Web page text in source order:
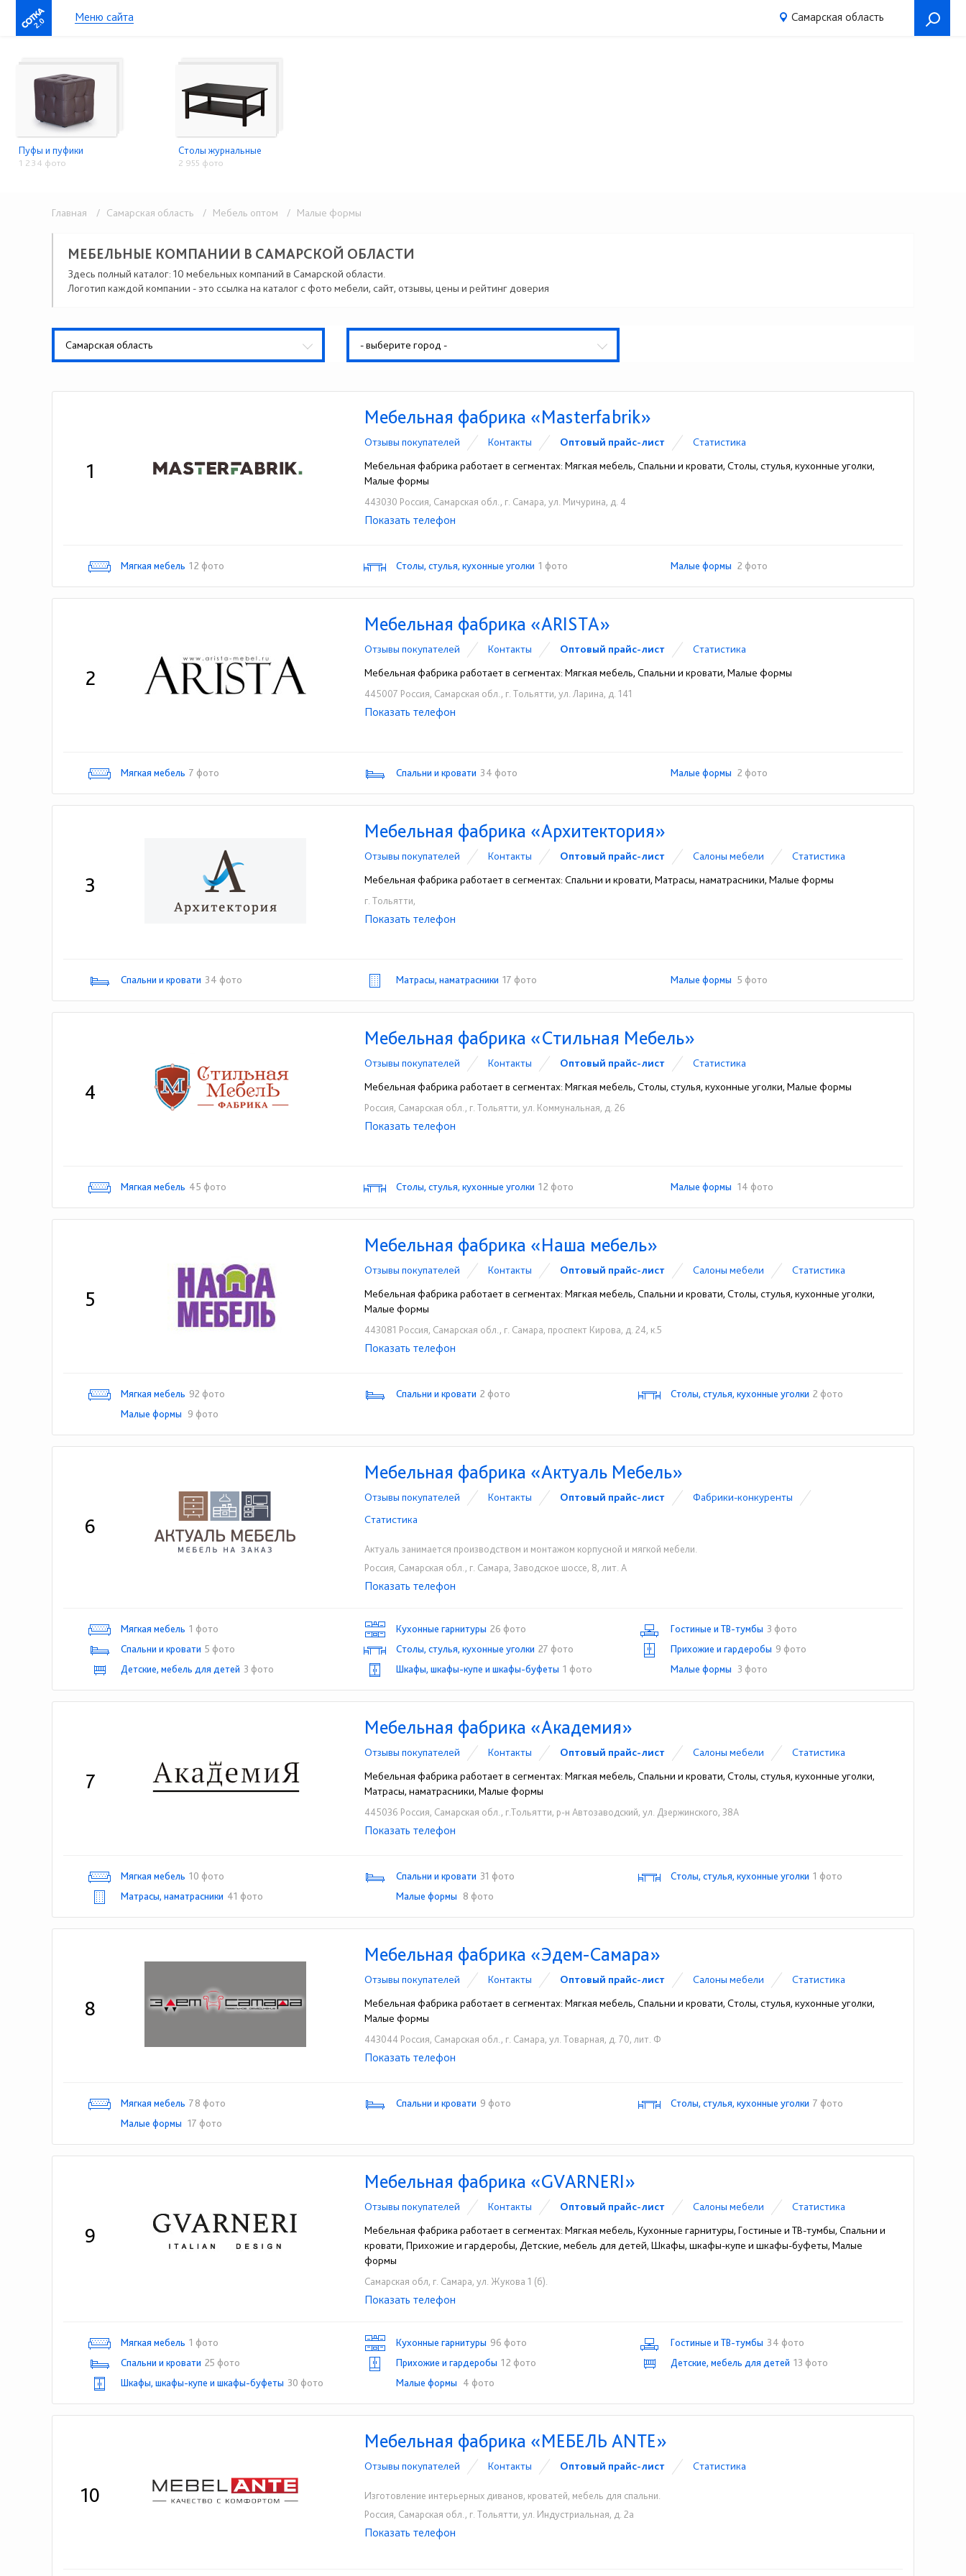
2.0 Меню сайта Самарская область
Пуфы и пуфики
1 234 фото
Столы журнальные
2 955 фото
Главная / Самарская область / Мебель оптом / Малые формы
МЕБЕЛЬНЫЕ КОМПАНИИ В САМАРСКОЙ ОБЛАСТИ
Здесь полный каталог: 10 мебельных компаний в Самарской области.
Логотип каждой компании - это ссылка на каталог с фото мебели, сайт, отзывы, цены и рейтинг доверия
Самарская область - выберите город -
1
Мебельная фабрика «Masterfabrik»
Отзывы покупателей Контакты Оптовый прайс-лист
Статистика
Мебельная фабрика работает в сегментах: Мягкая мебель, Спальни и кровати, Столы, стулья, кухонные уголки,
Малые формы
443030 Россия, Самарская обл., г. Самара, ул. Мичурина, д. 4
☎+7 (927) 905-67-60
Показать телефон
Мягкая мебель 12 фото Столы, стулья, кухонные уголки 1 фото Малые формы 2 фото
2
Мебельная фабрика «ARISTA»
Отзывы покупателей Контакты Оптовый прайс-лист
Статистика
Мебельная фабрика работает в сегментах: Мягкая мебель, Спальни и кровати, Малые формы
445007 Россия, Самарская обл., г. Тольятти, ул. Ларина, д. 141
☎+7 (937) 100-94-94
Показать телефон
Мягкая мебель 7 фото Спальни и кровати 34 фото Малые формы 2 фото
3
Мебельная фабрика «Архитектория»
Отзывы покупателей Контакты Оптовый прайс-лист Cалоны мебели
Статистика
Мебельная фабрика работает в сегментах: Спальни и кровати, Матрасы, наматрасники, Малые формы
г. Тольятти,
☎+7 (800) 333-32-28
Показать телефон
Спальни и кровати 34 фото Матрасы, наматрасники 17 фото Малые формы 5 фото
4
Мебельная фабрика «Стильная Мебель»
Отзывы покупателей Контакты Оптовый прайс-лист
Статистика
Мебельная фабрика работает в сегментах: Мягкая мебель, Столы, стулья, кухонные уголки, Малые формы
Россия, Самарская обл., г. Тольятти, ул. Коммунальная, д. 26
☎+7 (8482) 74-54-28
Показать телефон
Мягкая мебель 45 фото Столы, стулья, кухонные уголки 12 фото Малые формы 14 фото
5
Мебельная фабрика «Наша мебель»
Отзывы покупателей Контакты Оптовый прайс-лист Cалоны мебели
Статистика
Мебельная фабрика работает в сегментах: Мягкая мебель, Спальни и кровати, Столы, стулья, кухонные уголки,
Малые формы
443081 Россия, Самарская обл., г. Самара, проспект Кирова, д. 24, к.5
☎+7 (846) 312-01-25
Показать телефон
Мягкая мебель 92 фото Спальни и кровати 2 фото Столы, стулья, кухонные уголки 2 фото
Малые формы
9 фото
6
Мебельная фабрика «Актуаль Мебель»
Отзывы покупателей Контакты Оптовый прайс-лист
Фабрики-конкуренты
Статистика
Актуаль занимается производством и монтажом корпусной и мягкой мебели.
Россия, Самарская обл., г. Самара, Заводское шоссе, 8, лит. А
☎+7 (927) 733-78-79
Показать телефон
Мягкая мебель 1 фото Кухонные гарнитуры 26 фото Гостиные и ТВ-тумбы 3 фото
Спальни и кровати 5 фото Столы, стулья, кухонные уголки 27 фото Прихожие и гардеробы 9 фото
Детские, мебель для детей 3 фото Шкафы, шкафы-купе и шкафы-буфеты 1 фото Малые формы 3 фото
7
Мебельная фабрика «Академия»
Отзывы покупателей Контакты Оптовый прайс-лист Cалоны мебели
Статистика
Мебельная фабрика работает в сегментах: Мягкая мебель, Спальни и кровати, Столы, стулья, кухонные уголки,
Матрасы, наматрасники, Малые формы
445036 Россия, Самарская обл., г.Тольятти, р-н Автозаводский, ул. Дзержинского, 38А
☎+7 (905) 305-11-07
Показать телефон
Мягкая мебель 10 фото Спальни и кровати 31 фото Столы, стулья, кухонные уголки 1 фото
Матрасы, наматрасники 41 фото Малые формы 8 фото
8
Мебельная фабрика «Эдем-Самара»
Отзывы покупателей Контакты Оптовый прайс-лист Cалоны мебели
Статистика
Мебельная фабрика работает в сегментах: Мягкая мебель, Спальни и кровати, Столы, стулья, кухонные уголки,
Малые формы
443044 Россия, Самарская обл., г. Самара, ул. Товарная, д. 70, лит. Ф
☎+7 (846) 931-22-63
Показать телефон
Мягкая мебель 78 фото Спальни и кровати 9 фото Столы, стулья, кухонные уголки 7 фото
Малые формы 17 фото
9
Мебельная фабрика «GVARNERI»
Отзывы покупателей Контакты Оптовый прайс-лист Cалоны мебели
Статистика
Мебельная фабрика работает в сегментах: Мягкая мебель, Кухонные гарнитуры, Гостиные и ТВ-тумбы, Спальни и
кровати, Прихожие и гардеробы, Детские, мебель для детей, Шкафы, шкафы-купе и шкафы-буфеты, Малые
формы
Самарская обл, г. Самара, ул. Жукова 1 (б).
☎+7 (903) 977-71-97
Показать телефон
Мягкая мебель 1 фото Кухонные гарнитуры 96 фото Гостиные и ТВ-тумбы 34 фото
Спальни и кровати 25 фото Прихожие и гардеробы 12 фото Детские, мебель для детей 13 фото
Шкафы, шкафы-купе и шкафы-буфеты 30 фото Малые формы 4 фото
10
Мебельная фабрика «МЕБЕЛЬ ANTE»
Отзывы покупателей Контакты Оптовый прайс-лист Статистика
Изготовление интерьерных диванов, кроватей, мебель для спальни.
Россия, Самарская обл., г. Тольятти, ул. Индустриальная, д. 2а
☎+7 (906) 128-08-08
Показать телефон